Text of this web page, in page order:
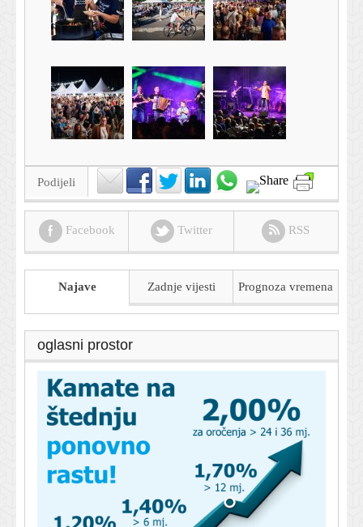
Podijeli
Facebook Twitter RSS
Najave Zadnje vijesti Prognoza vremena
oglasni prostor